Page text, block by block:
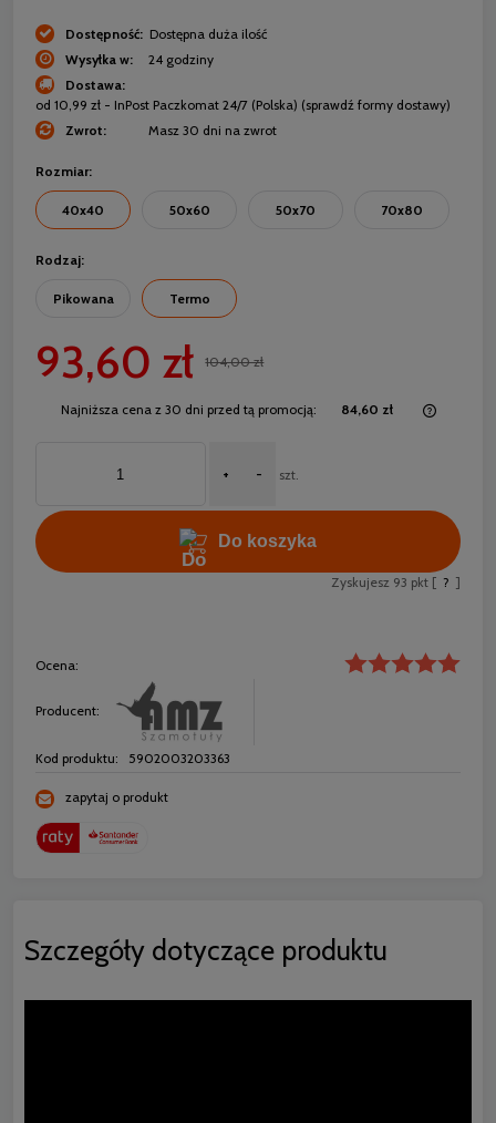
Dostępność: Dostępna duża ilość
Wysyłka w:
24 godziny
Dostawa:
od 10,99 zł - InPost Paczkomat 24/7 (Polska) (sprawdź formy dostawy)
Zwrot:
Masz 30 dni na zwrot
Rozmiar:
40x40 50x60 50x70 70x80
Rodzaj:
Pikowana Termo
93,60 zł 104,00 zł
Najniższa cena z 30 dni przed tą promocją: 84,60 zł
+ - szt.
Do koszyka
Zyskujesz 93 pkt [ ? ]
Ocena:
Producent:
Kod produktu: 5902003203363
zapytaj o produkt
Szczegóły dotyczące produktu